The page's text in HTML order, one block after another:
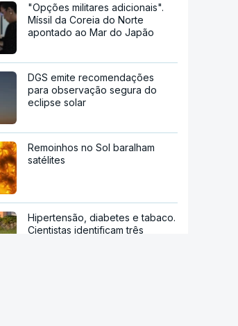
"Opções militares adicionais".
Míssil da Coreia do Norte
apontado ao Mar do Japão
DGS emite recomendações
para observação segura do
eclipse solar
Remoinhos no Sol baralham
satélites
Hipertensão, diabetes e tabaco.
Cientistas identificam três